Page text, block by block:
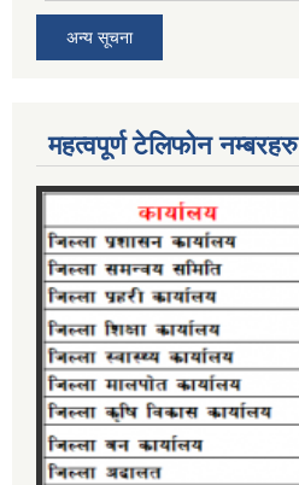
अन्य सूचना
महत्वपूर्ण टेलिफोन नम्बरहरु